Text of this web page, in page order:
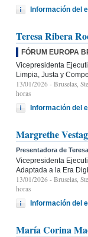
Información del
Teresa Ribera
FÓRUM EUROPA
Vicepresidenta
Limpia, Justa y
13/01/2026 - Bruselas,
horas
Información del
Margrethe
Presentadora de
Vicepresidenta
Adaptada a la Era
13/01/2026 - Bruselas,
horas
Información del
María Corina